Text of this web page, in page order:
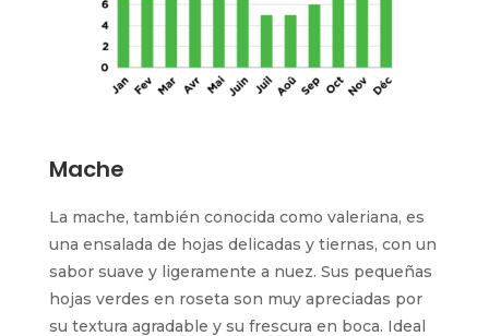
Mache
La mache, también conocida como valeriana, es
una ensalada de hojas delicadas y tiernas, con un
sabor suave y ligeramente a nuez. Sus pequeñas
hojas verdes en roseta son muy apreciadas por
su textura agradable y su frescura en boca. Ideal